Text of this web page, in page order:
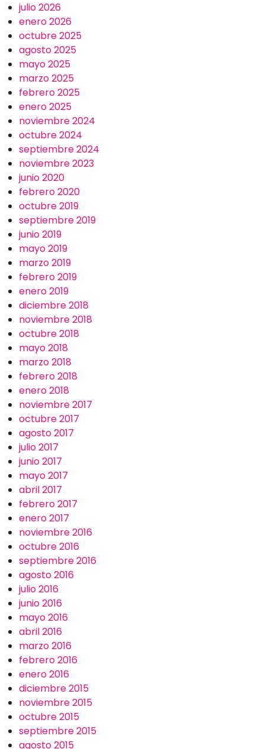
julio 2026
enero 2026
octubre 2025
agosto 2025
mayo 2025
marzo 2025
febrero 2025
enero 2025
noviembre 2024
octubre 2024
septiembre 2024
noviembre 2023
junio 2020
febrero 2020
octubre 2019
septiembre 2019
junio 2019
mayo 2019
marzo 2019
febrero 2019
enero 2019
diciembre 2018
noviembre 2018
octubre 2018
mayo 2018
marzo 2018
febrero 2018
enero 2018
noviembre 2017
octubre 2017
agosto 2017
julio 2017
junio 2017
mayo 2017
abril 2017
febrero 2017
enero 2017
noviembre 2016
octubre 2016
septiembre 2016
agosto 2016
julio 2016
junio 2016
mayo 2016
abril 2016
marzo 2016
febrero 2016
enero 2016
diciembre 2015
noviembre 2015
octubre 2015
septiembre 2015
agosto 2015